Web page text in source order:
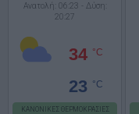
Ανατολή: 06:23 - Δύση:
20:27
34 °C
23 °C
ΚΑΝΟΝΙΚΕΣ ΘΕΡΜΟΚΡΑΣΙΕΣ